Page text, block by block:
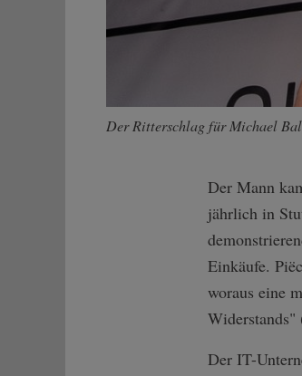
Der Ritterschlag für Michael
Der Mann
jährlich in
Einkäufe.
woraus eine
Widerstands"
Der IT-